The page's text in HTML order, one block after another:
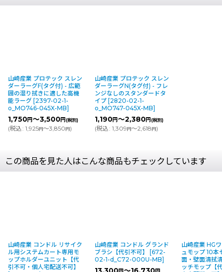
山崎産業 プロテック スレン
ダーラーグF(タグ付) - 広範
囲の湿り拭きに適した高機
能ラーグ [2397-02-1-
o_MO746-045X-MB]
1,750円～3,500円(税別)
(税込: 1,925円～3,850円)
山崎産業 プロテック スレン
ダーラーグN(タグ付) - フレ
ンジなしのスタンダードタ
イプ [2820-02-1-
o_MO747-045X-MB]
1,190円～2,380円(税別)
(税込: 1,309円～2,618円)
この商品を見た人はこんな商品もチェックしています
山崎産業 コンドル リサイク
ル用システムカート専用モ
ップホルダーユニット【代
引不可・個人宅配送不可】
山崎産業 コンドル グランド
ブラシ【代引不可】
[672-
02-1-d_C72-000U-MB]
山崎産業 HG
ュモップ 10本
面・壁面清拭
ッチモップ【